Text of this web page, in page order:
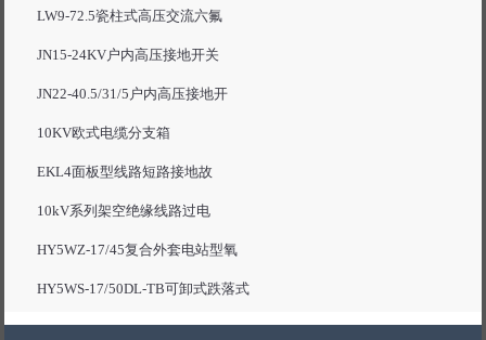
LW9-72.5瓷柱式高压交流六氟
JN15-24KV户内高压接地开关
JN22-40.5/31/5户内高压接地开
10KV欧式电缆分支箱
EKL4面板型线路短路接地故
10kV系列架空绝缘线路过电
HY5WZ-17/45复合外套电站型氧
HY5WS-17/50DL-TB可卸式跌落式